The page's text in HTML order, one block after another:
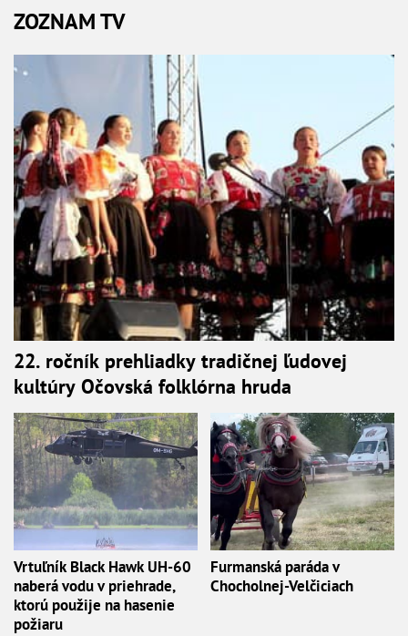
ZOZNAM TV
22. ročník prehliadky tradičnej ľudovej
kultúry Očovská folklórna hruda
Vrtuľník Black Hawk UH-60
naberá vodu v priehrade,
ktorú použije na hasenie
požiaru
Furmanská paráda v
Chocholnej-Velčiciach